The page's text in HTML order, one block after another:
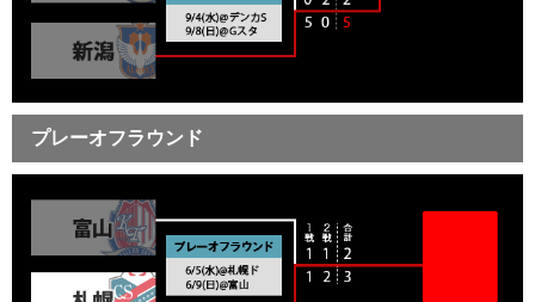
プレーオフラウンド